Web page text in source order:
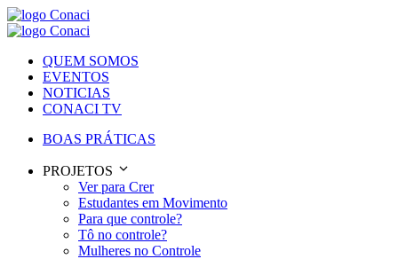
QUEM SOMOS
EVENTOS
NOTICIAS
CONACI TV
BOAS PRÁTICAS
PROJETOS
Ver para Crer
Estudantes em Movimento
Para que controle?
Tô no controle?
Mulheres no Controle